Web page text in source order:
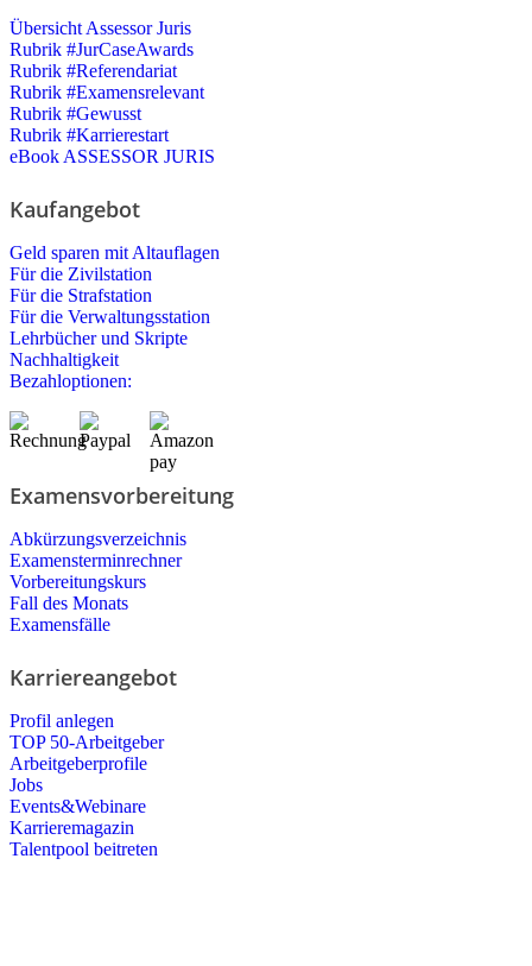
Übersicht Assessor Juris
Rubrik #JurCaseAwards
Rubrik #Referendariat
Rubrik #Examensrelevant
Rubrik #Gewusst
Rubrik #Karrierestart
eBook ASSESSOR JURIS
Kaufangebot
Geld sparen mit Altauflagen
Für die Zivilstation
Für die Strafstation
Für die Verwaltungsstation
Lehrbücher und Skripte
Nachhaltigkeit
Bezahloptionen:
Examensvorbereitung
Abkürzungsverzeichnis
Examensterminrechner
Vorbereitungskurs
Fall des Monats
Examensfälle
Karriereangebot
Profil anlegen
TOP 50-Arbeitgeber
Arbeitgeberprofile
Jobs
Events&Webinare
Karrieremagazin
Talentpool beitreten